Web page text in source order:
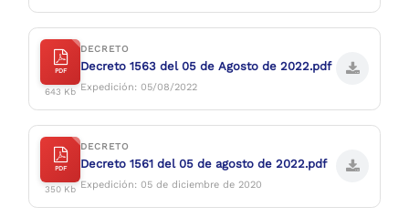
PDF
643 Kb
DECRETO
Decreto 1563 del 05 de Agosto de 2022.pdf
Expedición: 05/08/2022
PDF
350 Kb
DECRETO
Decreto 1561 del 05 de agosto de 2022.pdf
Expedición: 05 de diciembre de 2020